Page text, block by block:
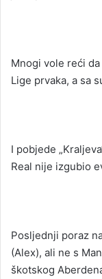
Mnogi vole reći
Lige prvaka, a sa
I pobjede
Real nije izgubio
Posljednji poraz
(Alex), ali ne s
škotskog